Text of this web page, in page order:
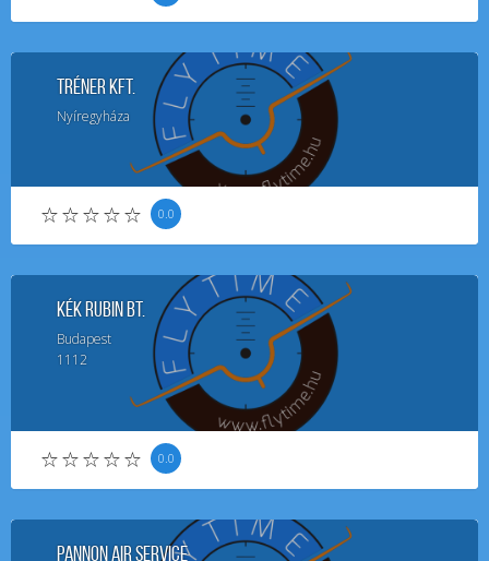
Tréner Kft.
Nyíregyháza
0.0
Kék Rubin Bt.
Budapest
1112
0.0
Pannon Air Service